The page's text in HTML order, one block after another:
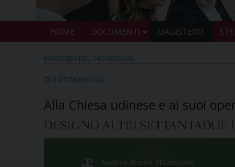
HOME DOCUMENTI MAGISTERO
MAGISTERO DELL'ARCIVESCOVO
9 SETTEMBRE 2022
Alla Chiesa udinese e ai suoi
DESIGNÒ ALTRI SETTANTADUE